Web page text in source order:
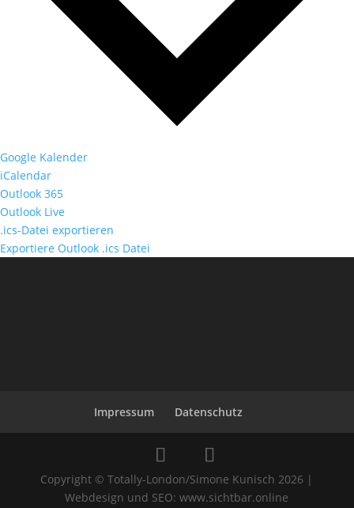
Google Kalender
iCalendar
Outlook 365
Outlook Live
.ics-Datei exportieren
Exportiere Outlook .ics Datei
Impressum Datenschutz
Copyright © Totally-London/Simone Kunisch 2026 |
Webdesign und SEO: www.sichtbar.online